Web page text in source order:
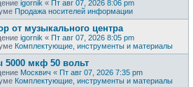
igornik « Пт авг 07, 2026 8:06 pm
Продажa носителей информации
от музыкального центра
igornik « Пт авг 07, 2026 8:05 pm
Комплектующие, инструменты и материалы
5000 мкф 50 вольт
Москвич « Пт авг 07, 2026 7:35 pm
Комплектующие, инструменты и материалы